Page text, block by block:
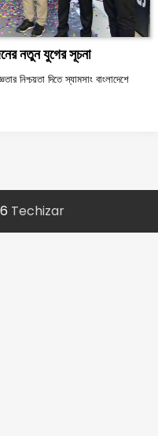
নতুন যুগের সূচনা
নিশ্চয়তা দিতে স্যামসাং বাংলাদেশে
Techizar